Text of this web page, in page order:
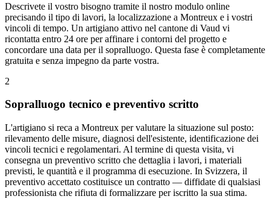
Descrivete il vostro bisogno tramite il nostro modulo online
precisando il tipo di lavori, la localizzazione a Montreux e i vostri
vincoli di tempo. Un artigiano attivo nel cantone di Vaud vi
ricontatta entro 24 ore per affinare i contorni del progetto e
concordare una data per il sopralluogo. Questa fase è completamente
gratuita e senza impegno da parte vostra.
2
Sopralluogo tecnico e preventivo scritto
L'artigiano si reca a Montreux per valutare la situazione sul posto:
rilevamento delle misure, diagnosi dell'esistente, identificazione dei
vincoli tecnici e regolamentari. Al termine di questa visita, vi
consegna un preventivo scritto che dettaglia i lavori, i materiali
previsti, le quantità e il programma di esecuzione. In Svizzera, il
preventivo accettato costituisce un contratto — diffidate di qualsiasi
professionista che rifiuta di formalizzare per iscritto la sua stima.